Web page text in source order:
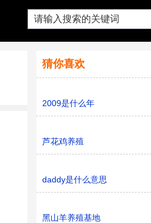
猜你喜欢
2009是什么年
芦花鸡养殖
daddy是什么意思
黑山羊养殖基地